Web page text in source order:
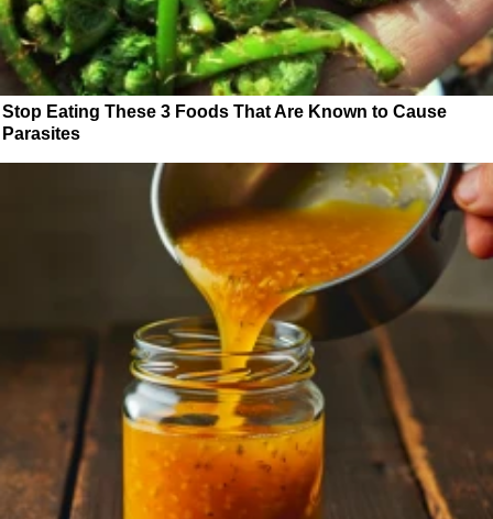
Stop Eating These 3 Foods That Are Known to Cause
Parasites